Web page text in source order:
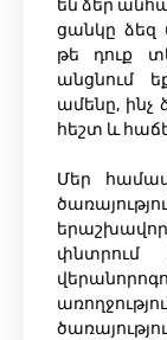
են ձեր
ցանկը ձեզ
թե դուք
անցնում
ամենը, ինչ
հեշտ և
Մեր
փնտրում